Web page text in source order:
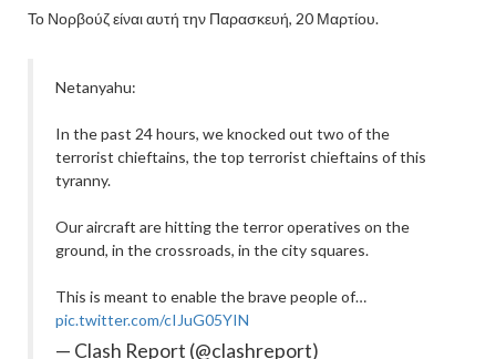
Το Νορβούζ είναι αυτή την Παρασκευή, 20 Μαρτίου.
Netanyahu:
In the past 24 hours, we knocked out two of the
terrorist chieftains, the top terrorist chieftains of this
tyranny.
Our aircraft are hitting the terror operatives on the
ground, in the crossroads, in the city squares.
This is meant to enable the brave people of…
pic.twitter.com/cIJuG05YIN
— Clash Report (@clashreport)